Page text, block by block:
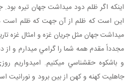
اينکه اگر ظلم دود مي داشت جهان تيره
اين است که ظلم از آن جهت که ظلم است
مي داشت جهان مثل جريان غزه و امثال غزه
مجدداً مقدم همه شما را گرامي مي دارم و از
و باشکوه حق شناسي مي کنيم. اميدواريم
جاهليت کهنه و کهن از بين برود و نورانيت